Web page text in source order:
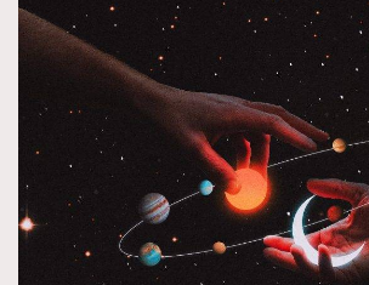
EmpowerF
FashionWeek